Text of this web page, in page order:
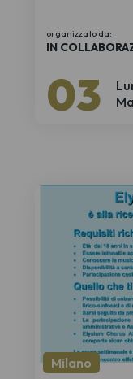
03
organizzato da:
IN
Milano